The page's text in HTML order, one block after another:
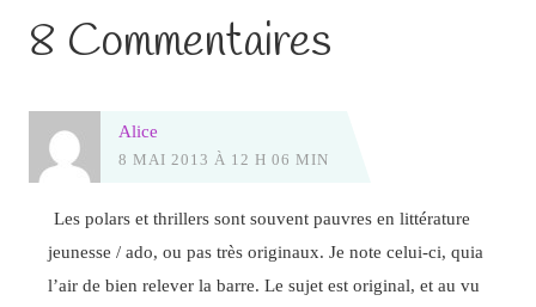
8 Commentaires
Alice
8 MAI 2013 À 12 H 06 MIN
Les polars et thrillers sont souvent pauvres en littérature
jeunesse / ado, ou pas très originaux. Je note celui-ci, quia
l’air de bien relever la barre. Le sujet est original, et au vu